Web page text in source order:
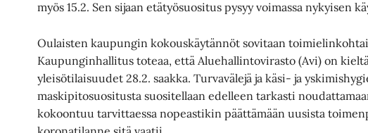
myös 15.2. Sen sijaan etätyösuositus pysyy voimassa nykyisen
Oulaisten kaupungin kokouskäytännöt sovitaan
Kaupunginhallitus toteaa, että Aluehallintovirasto (Avi) on
yleisötilaisuudet 28.2. saakka. Turvavälejä ja käsi- ja
maskipitosuositusta suositellaan edelleen tarkasti
kokoontuu tarvittaessa nopeastikin päättämään uusista